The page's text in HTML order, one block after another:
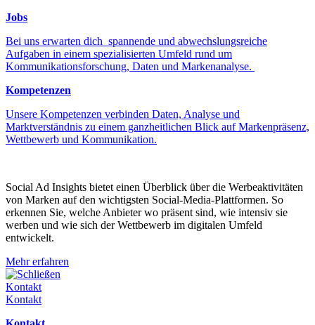
Jobs
Bei uns erwarten dich spannende und abwechslungsreiche
Aufgaben in einem spezialisierten Umfeld rund um
Kommunikationsforschung, Daten und Markenanalyse.
Kompetenzen
Unsere Kompetenzen verbinden Daten, Analyse und
Marktverständnis zu einem ganzheitlichen Blick auf Markenpräsenz,
Wettbewerb und Kommunikation.
Social Ad Insights bietet einen Überblick über die Werbeaktivitäten
von Marken auf den wichtigsten Social-Media-Plattformen. So
erkennen Sie, welche Anbieter wo präsent sind, wie intensiv sie
werben und wie sich der Wettbewerb im digitalen Umfeld
entwickelt.
Mehr erfahren
Schließen
Kontakt
Kontakt